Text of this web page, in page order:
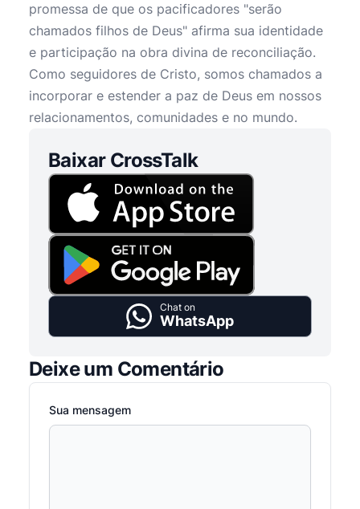
promessa de que os pacificadores "serão
chamados filhos de Deus" afirma sua identidade
e participação na obra divina de reconciliação.
Como seguidores de Cristo, somos chamados a
incorporar e estender a paz de Deus em nossos
relacionamentos, comunidades e no mundo.
Baixar CrossTalk
Chat on
WhatsApp
Deixe um Comentário
Sua mensagem